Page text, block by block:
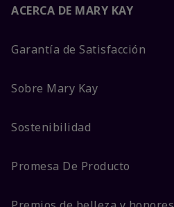
ACERCA DE MARY KAY
Garantía de Satisfacción
Sobre Mary Kay
Sostenibilidad
Promesa De Producto